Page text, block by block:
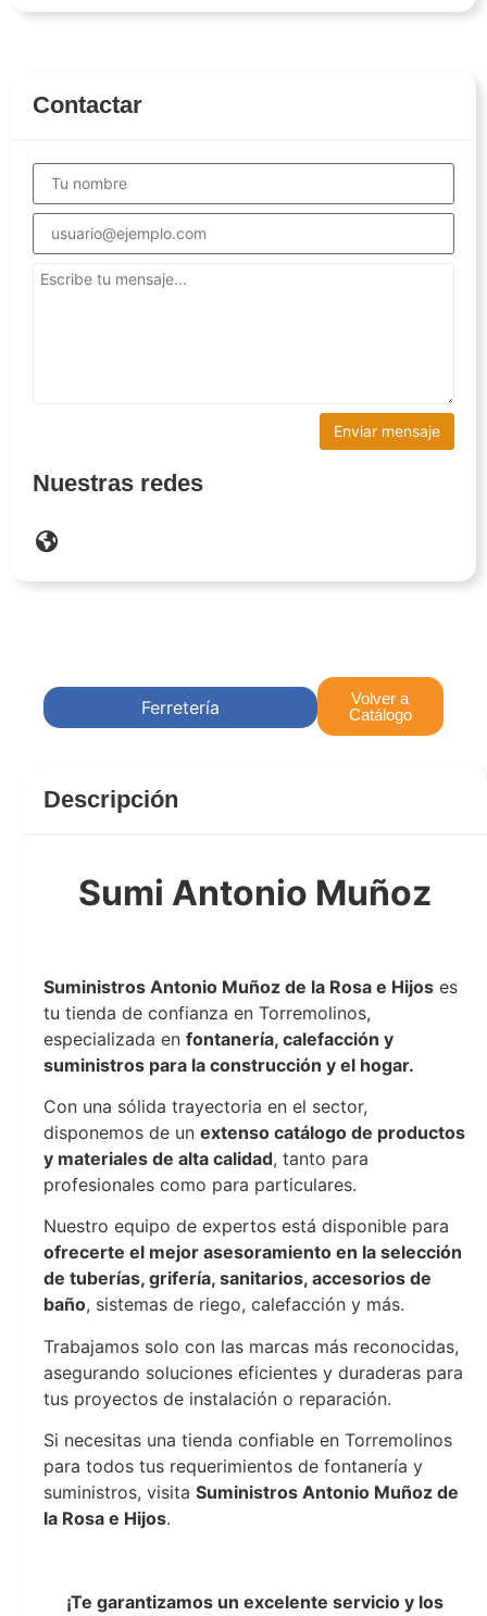
Contactar
Nuestras redes
Ferretería
Volver a
Catálogo
Descripción
Sumi Antonio Muñoz
Suministros Antonio Muñoz de la Rosa e Hijos es
tu tienda de confianza en Torremolinos,
especializada en fontanería, calefacción y
suministros para la construcción y el hogar.
Con una sólida trayectoria en el sector,
disponemos de un extenso catálogo de productos
y materiales de alta calidad, tanto para
profesionales como para particulares.
Nuestro equipo de expertos está disponible para
ofrecerte el mejor asesoramiento en la selección
de tuberías, grifería, sanitarios, accesorios de
baño, sistemas de riego, calefacción y más.
Trabajamos solo con las marcas más reconocidas,
asegurando soluciones eficientes y duraderas para
tus proyectos de instalación o reparación.
Si necesitas una tienda confiable en Torremolinos
para todos tus requerimientos de fontanería y
suministros, visita Suministros Antonio Muñoz de
la Rosa e Hijos.
¡Te garantizamos un excelente servicio y los